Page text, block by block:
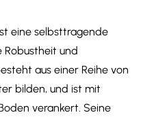
eine selbsttragende
Robustheit und
aus einer Reihe von
bilden, und ist mit
verankert. Seine